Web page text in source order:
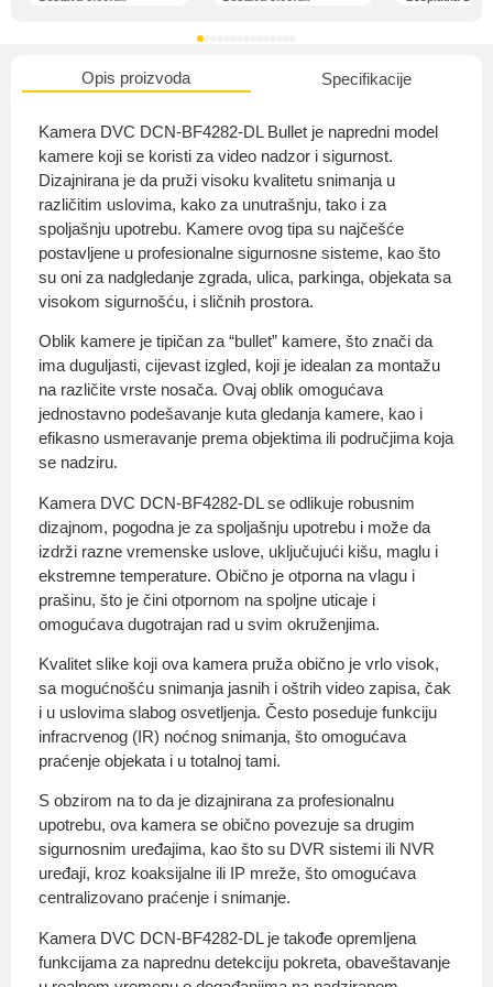
Opis proizvoda Specifikacije
Kamera DVC DCN-BF4282-DL Bullet je napredni model
kamere koji se koristi za video nadzor i sigurnost.
Dizajnirana je da pruži visoku kvalitetu snimanja u
različitim uslovima, kako za unutrašnju, tako i za
spoljašnju upotrebu. Kamere ovog tipa su najčešće
postavljene u profesionalne sigurnosne sisteme, kao što
su oni za nadgledanje zgrada, ulica, parkinga, objekata sa
visokom sigurnošću, i sličnih prostora.
Oblik kamere je tipičan za “bullet” kamere, što znači da
ima duguljasti, cijevast izgled, koji je idealan za montažu
na različite vrste nosača. Ovaj oblik omogućava
jednostavno podešavanje kuta gledanja kamere, kao i
efikasno usmeravanje prema objektima ili područjima koja
se nadziru.
Kamera DVC DCN-BF4282-DL se odlikuje robusnim
dizajnom, pogodna je za spoljašnju upotrebu i može da
izdrži razne vremenske uslove, uključujući kišu, maglu i
ekstremne temperature. Obično je otporna na vlagu i
prašinu, što je čini otpornom na spoljne uticaje i
omogućava dugotrajan rad u svim okruženjima.
Kvalitet slike koji ova kamera pruža obično je vrlo visok,
sa mogućnošću snimanja jasnih i oštrih video zapisa, čak
i u uslovima slabog osvetljenja. Često poseduje funkciju
infracrvenog (IR) noćnog snimanja, što omogućava
praćenje objekata i u totalnoj tami.
S obzirom na to da je dizajnirana za profesionalnu
upotrebu, ova kamera se obično povezuje sa drugim
sigurnosnim uređajima, kao što su DVR sistemi ili NVR
uređaji, kroz koaksijalne ili IP mreže, što omogućava
centralizovano praćenje i snimanje.
Kamera DVC DCN-BF4282-DL je takođe opremljena
funkcijama za naprednu detekciju pokreta, obaveštavanje
O nama
Privatnost kupca
Uvjeti i odredbe